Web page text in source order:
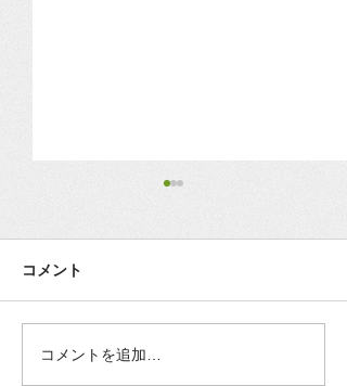
諸事情により突然で申し訳ご
ざいませんが、臨時の店休日
とさせて頂きます。 ご来店を
予定されていた方には大変ご
コメント
コメントを追加…